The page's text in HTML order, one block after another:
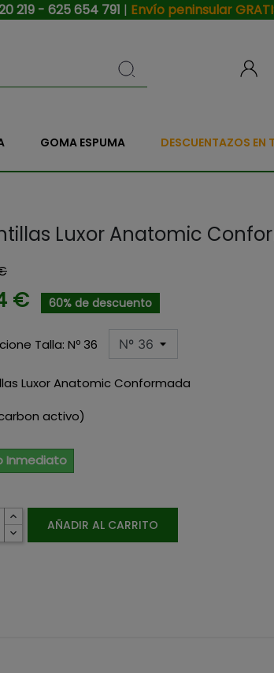
219 - 625 654 791 | Envío peninsular
GOMA ESPUMA DESCUENTAZOS EN
Luxor Anatomic
€ 60% de descuento
Seleccione Talla: Nº 36
Luxor Anatomic Conformada
activo)
Inmediato
AÑADIR AL CARRITO